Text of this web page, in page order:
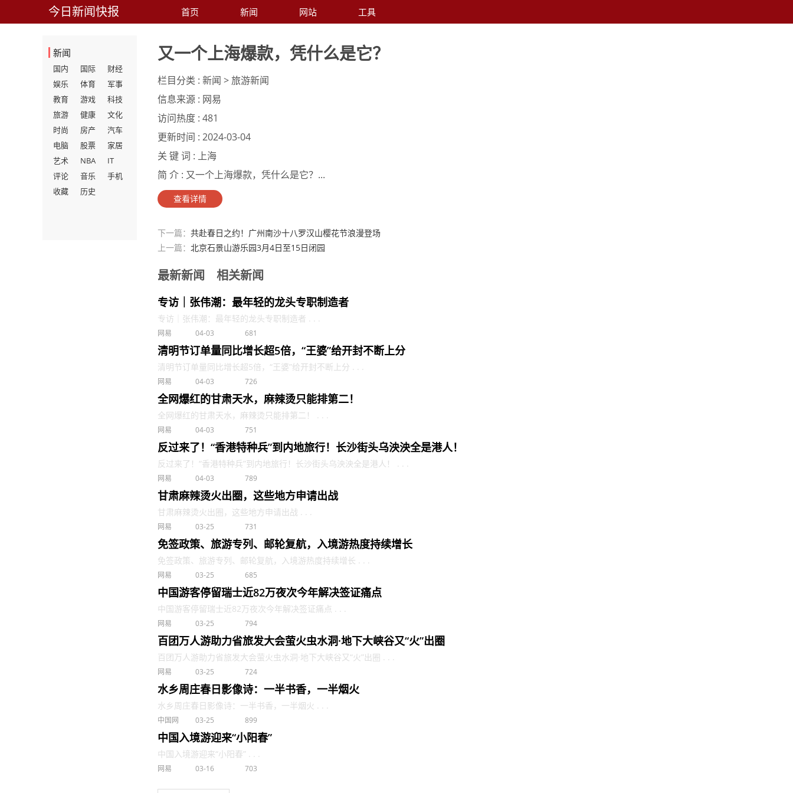
今日新闻快报 首页 新闻 网站 工具
新闻
国内 国际
财经
娱乐
体育
军事
教育
游戏
科技
旅游
健康
文化
时尚
房产
汽车
电脑
股票
家居
艺术
NBA
IT
评论
音乐
手机
收藏
历史
又一个上海爆款，凭什么是它？
栏目分类 : 新闻 > 旅游新闻
信息来源 : 网易
访问热度 : 481
更新时间 : 2024-03-04
关 键 词 : 上海
简 介 : 又一个上海爆款，凭什么是它？...
查看详情
下一篇： 共赴春日之约！广州南沙十八罗汉山樱花节浪漫登场
上一篇： 北京石景山游乐园3月4日至15日闭园
最新新闻 相关新闻
专访｜张伟潮：最年轻的龙头专职制造者
专访｜张伟潮：最年轻的龙头专职制造者 . . .
网易 04-03 681
清明节订单量同比增长超5倍，“王婆”给开封不断上分
清明节订单量同比增长超5倍，“王婆”给开封不断上分 . . .
网易 04-03 726
全网爆红的甘肃天水，麻辣烫只能排第二！
全网爆红的甘肃天水，麻辣烫只能排第二！ . . .
网易 04-03 751
反过来了！“香港特种兵”到内地旅行！长沙街头乌泱泱全是港人！
反过来了！“香港特种兵”到内地旅行！长沙街头乌泱泱全是港人！ . . .
网易 04-03 789
甘肃麻辣烫火出圈，这些地方申请出战
甘肃麻辣烫火出圈，这些地方申请出战 . . .
网易 03-25 731
免签政策、旅游专列、邮轮复航，入境游热度持续增长
免签政策、旅游专列、邮轮复航，入境游热度持续增长 . . .
网易 03-25 685
中国游客停留瑞士近82万夜次今年解决签证痛点
中国游客停留瑞士近82万夜次今年解决签证痛点 . . .
网易 03-25 794
百团万人游助力省旅发大会萤火虫水洞·地下大峡谷又“火”出圈
百团万人游助力省旅发大会萤火虫水洞·地下大峡谷又“火”出圈 . . .
网易 03-25 724
水乡周庄春日影像诗：一半书香，一半烟火
水乡周庄春日影像诗：一半书香，一半烟火 . . .
中国网 03-25 899
中国入境游迎来“小阳春”
中国入境游迎来“小阳春” . . .
网易 03-16 703